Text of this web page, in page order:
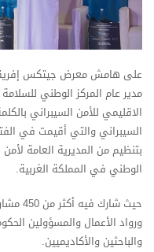
مدير عام المركز الوطني
الاقليمي للأمن السيبراني
بتنظيم من المديرية العامة لأمن
الوطني في المملكة الغربية.
حيث
ورواد الأعمال والمسؤولين
والباحثين والأكاديميين.